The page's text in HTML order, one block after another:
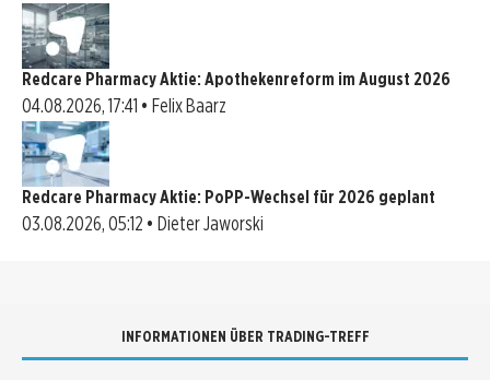
Redcare Pharmacy Aktie: Apothekenreform im August 2026
04.08.2026, 17:41 • Felix Baarz
Redcare Pharmacy Aktie: PoPP-Wechsel für 2026 geplant
03.08.2026, 05:12 • Dieter Jaworski
INFORMATIONEN ÜBER TRADING-TREFF